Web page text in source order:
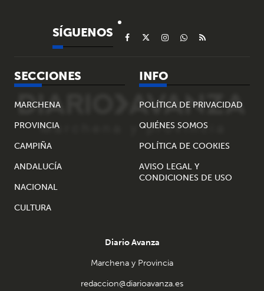
SÍGUENOS
SECCIONES
MARCHENA
PROVINCIA
CAMPIÑA
ANDALUCÍA
NACIONAL
CULTURA
INFO
POLÍTICA DE PRIVACIDAD
QUIÉNES SOMOS
POLÍTICA DE COOKIES
AVISO LEGAL Y
CONDICIONES DE USO
Diario Avanza
Marchena y Provincia
redaccion@diarioavanza.es